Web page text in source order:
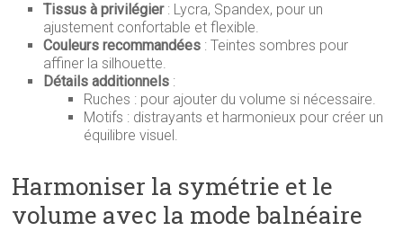
Tissus à privilégier: Lycra, Spandex, pour un
ajustement confortable et flexible.
Couleurs recommandées : Teintes sombres pour
affiner la silhouette.
Détails additionnels :
Ruches : pour ajouter du volume si nécessaire.
Motifs : distrayants et harmonieux pour créer un
équilibre visuel.
Harmoniser la symétrie et le
volume avec la mode balnéaire